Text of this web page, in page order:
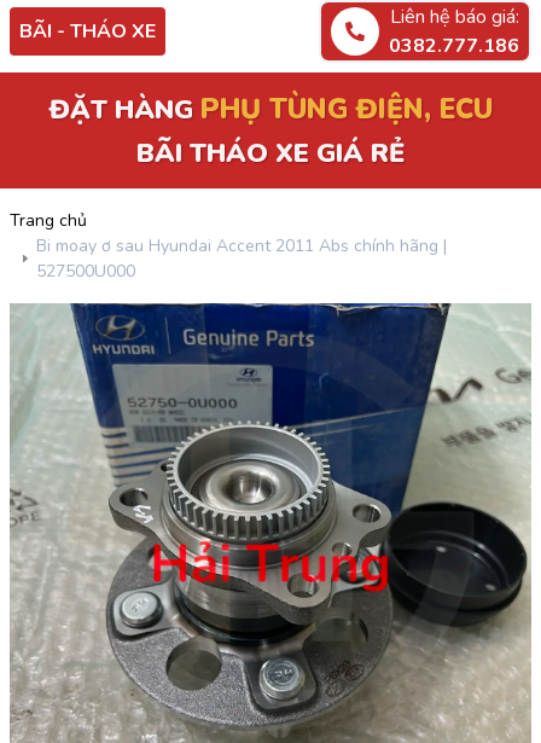
BÃI - THÁO XE
Liên hệ báo giá:
0382.777.186
ĐẶT HÀNGPHỤ TÙNG ĐIỆN, ECU
BÃI THÁO XE GIÁ RẺ
Trang chủ
Bi moay ơ sau Hyundai Accent 2011 Abs chính hãng |
527500U000